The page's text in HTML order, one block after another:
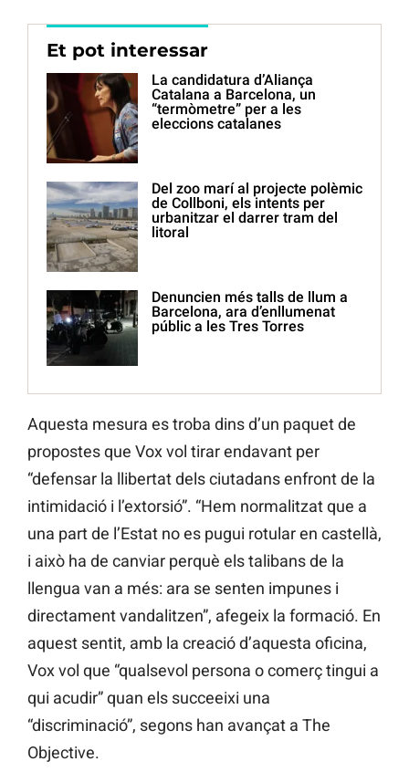
Et pot interessar
La candidatura d’Aliança
Catalana a Barcelona, un
“termòmetre” per a les
eleccions catalanes
Del zoo marí al projecte polèmic
de Collboni, els intents per
urbanitzar el darrer tram del
litoral
Denuncien més talls de llum a
Barcelona, ara d’enllumenat
públic a les Tres Torres
Aquesta mesura es troba dins d’un paquet de
propostes que Vox vol tirar endavant per
“defensar la llibertat dels ciutadans enfront de la
intimidació i l’extorsió”. “Hem normalitzat que a
una part de l’Estat no es pugui rotular en castellà,
i això ha de canviar perquè els talibans de la
llengua van a més: ara se senten impunes i
directament vandalitzen”, afegeix la formació. En
aquest sentit, amb la creació d’aquesta oficina,
Vox vol que “qualsevol persona o comerç tingui a
qui acudir” quan els succeeixi una
“discriminació”, segons han avançat a The
Objective.